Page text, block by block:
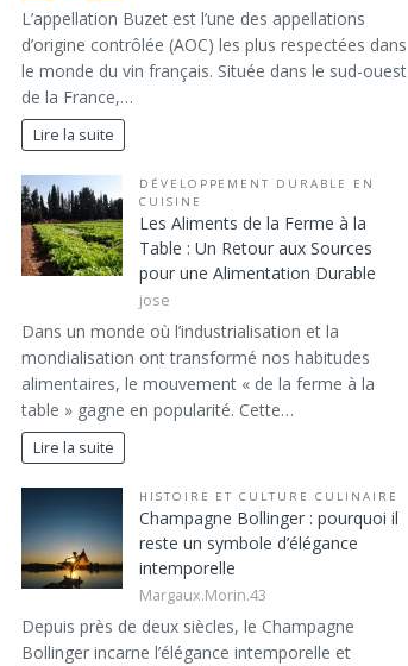
L’appellation Buzet est l’une des appellations
d’origine contrôlée (AOC) les plus respectées dans
le monde du vin français. Située dans le sud-ouest
de la France,…
Lire la suite
DÉVELOPPEMENT DURABLE EN
CUISINE
Les Aliments de la Ferme à la
Table : Un Retour aux Sources
pour une Alimentation Durable
jose
Dans un monde où l’industrialisation et la
mondialisation ont transformé nos habitudes
alimentaires, le mouvement « de la ferme à la
table » gagne en popularité. Cette…
Lire la suite
HISTOIRE ET CULTURE CULINAIRE
Champagne Bollinger : pourquoi il
reste un symbole d’élégance
intemporelle
Margaux.Morin.43
Depuis près de deux siècles, le Champagne
Bollinger incarne l’élégance intemporelle et